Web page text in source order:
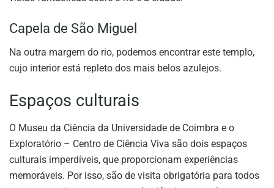
Capela de São Miguel
Na outra margem do rio, podemos encontrar este templo,
cujo interior está repleto dos mais belos azulejos.
Espaços culturais
O Museu da Ciência da Universidade de Coimbra e o
Exploratório – Centro de Ciência Viva são dois espaços
culturais imperdíveis, que proporcionam experiências
memoráveis. Por isso, são de visita obrigatória para todos